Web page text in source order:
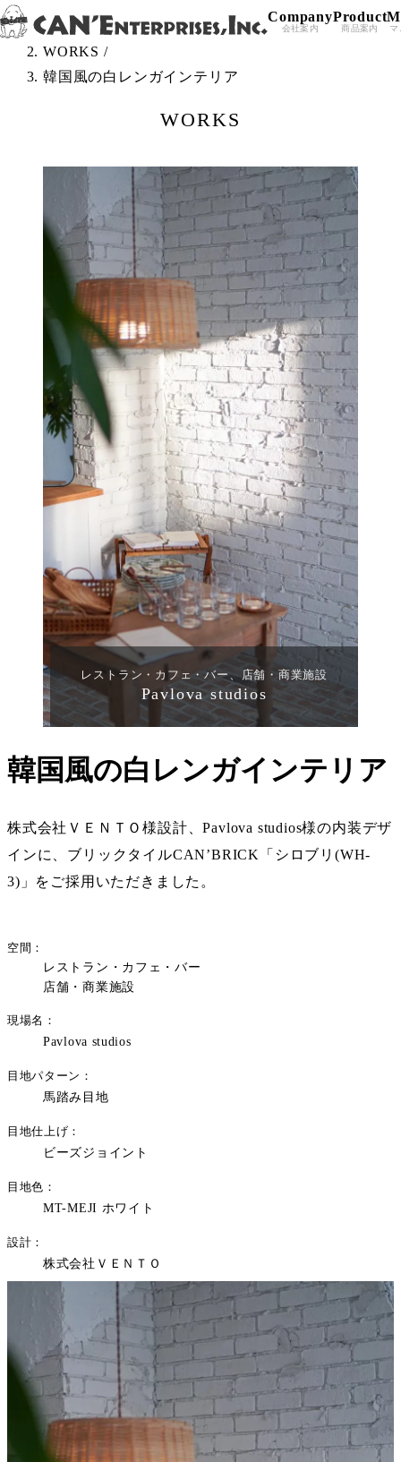
Skip to content
Company
会社案内
Product
商品案内 マ
TOP /
WORKS /
韓国風の白レンガインテリア
WORKS
レストラン・カフェ・バー、店舗・商業施設
Pavlova studios
韓国風の白レンガインテリア
株式会社ＶＥＮＴＯ様設計、Pavlova studios様の内装デザ
インに、ブリックタイルCAN’BRICK「シロブリ(WH-
3)」をご採用いただきました。
空間
レストラン・カフェ・バー
店舗・商業施設
現場名
Pavlova studios
目地パターン
馬踏み目地
目地仕上げ
ビーズジョイント
目地色
MT-MEJI ホワイト
設計
株式会社ＶＥＮＴＯ